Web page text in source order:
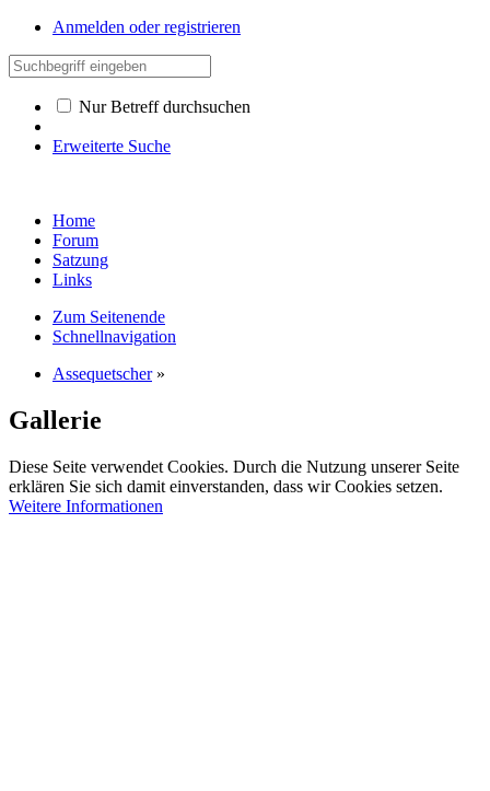
Anmelden oder registrieren
Nur Betreff durchsuchen
Erweiterte Suche
Home
Forum
Satzung
Links
Zum Seitenende
Schnellnavigation
Assequetscher »
Gallerie
Diese Seite verwendet Cookies. Durch die Nutzung unserer Seite
erklären Sie sich damit einverstanden, dass wir Cookies setzen.
Weitere Informationen